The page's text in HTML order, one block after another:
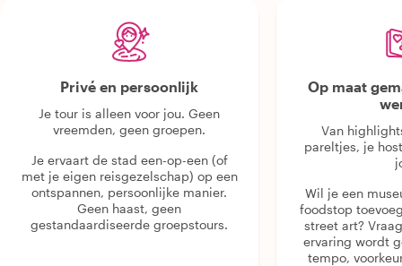
Privé en persoonlijk
Je tour is alleen voor jou. Geen
vreemden, geen groepen.
Je ervaart de stad een-op-een (of
met je eigen reisgezelschap) op een
ontspannen, persoonlijke manier.
Geen haast, geen
gestandaardiseerde groepstours.
Op maat
Van
pareltjes, je
Wil je een
foodstop
street art?
ervaring wordt
tempo,